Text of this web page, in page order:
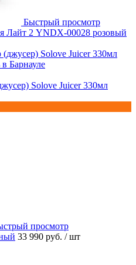
Быстрый просмотр
Лайт 2 YNDX-00028 розовый
Solove Juicer 330мл
просмотр
33 990 руб. / шт